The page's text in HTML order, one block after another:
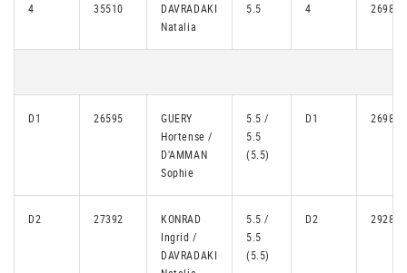
4 35510
DAVRADAKI
Natalia
5.5 4 26984
D1 26595
GUERY
Hortense /
D'AMMAN
Sophie
5.5 /
5.5
(5.5)
D1 26984
D2 27392
KONRAD
Ingrid /
DAVRADAKI
5.5 /
5.5
(5.5)
D2 29283